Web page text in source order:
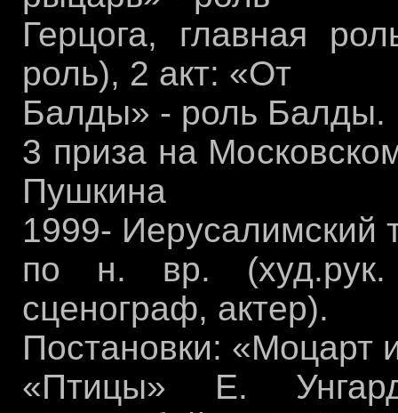
Герцога, главная
роль), 2 акт: «От
Балды» - роль Балды.
3 приза на
Пушкина
1999- Иерусалимский
по н. вр. (худ.рук.
сценограф, актер).
Постановки:
«Птицы» Е.